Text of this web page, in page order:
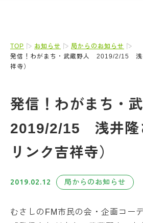
TOP お知らせ
局からのお知らせ
発信！わがまち・武蔵野人 2019/2/15 浅
祥寺）
発信！わがまち・
2019/2/15 浅井隆
リンク吉祥寺）
2019.02.12 局からのお知らせ
むさしのFM市民の会・企画コー